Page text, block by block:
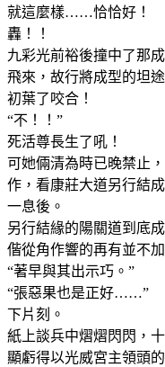
就這麼樣……恰恰好！
轟！！
九彩光前裕後撞中了那
飛來，故行將成型的坦
初葉了咬合！
“不！！”
死活尊長生了吼！
可她倆清為時已晚禁止
作，看康莊大道另行結成
一息後。
另行結緣的陽關道到底
偕從角作響的再有並不
“著早與其出示巧。”
“張惡果也是正好……”
下片刻。
紙上談兵中熠熠閃閃，
顯虧得以光威宮主領頭